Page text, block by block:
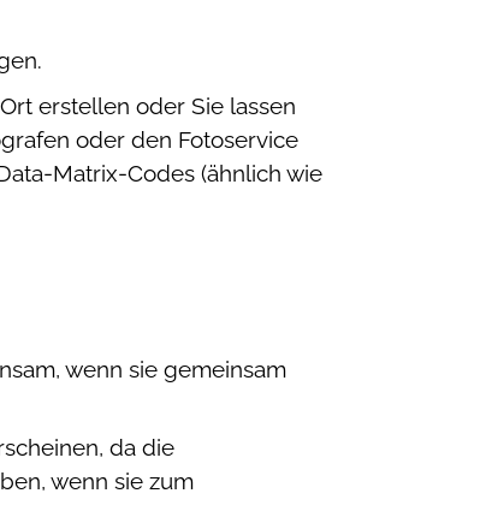
erstellen oder Sie lassen
oder den Fotoservice
Matrix-Codes (ähnlich wie
wenn sie gemeinsam
da die
wenn sie zum